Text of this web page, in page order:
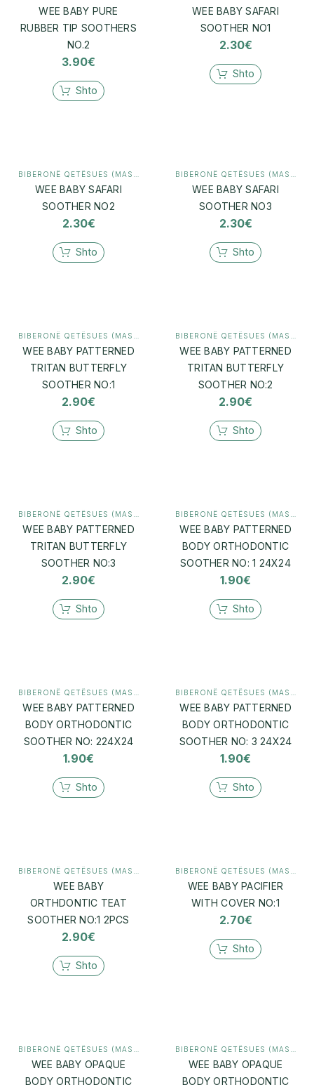
WEE BABY PURE
RUBBER TIP SOOTHERS
NO.2
3.90€
Shto
WEE BABY SAFARI
SOOTHER NO1
2.30€
Shto
,MAMI & BEBI
WEE BABY SAFARI
SOOTHER NO2
2.30€
Shto
WEE BABY SAFARI
SOOTHER NO3
2.30€
Shto
,MAMI & BEBI
WEE BABY PATTERNED
TRITAN BUTTERFLY
SOOTHER NO:1
2.90€
Shto
WEE BABY PATTERNED
TRITAN BUTTERFLY
SOOTHER NO:2
2.90€
Shto
,MAMI & BEBI
WEE BABY PATTERNED
TRITAN BUTTERFLY
SOOTHER NO:3
2.90€
Shto
WEE BABY PATTERNED
BODY ORTHODONTIC
SOOTHER NO: 1 24X24
1.90€
Shto
,MAMI & BEBI
WEE BABY PATTERNED
BODY ORTHODONTIC
SOOTHER NO: 224X24
1.90€
Shto
WEE BABY PATTERNED
BODY ORTHODONTIC
SOOTHER NO: 3 24X24
1.90€
Shto
,MAMI & BEBI
WEE BABY
ORTHDONTIC TEAT
SOOTHER NO:1 2PCS
2.90€
Shto
WEE BABY PACIFIER
WITH COVER NO:1
2.70€
Shto
,MAMI & BEBI
WEE BABY OPAQUE
BODY ORTHODONTIC
WEE BABY OPAQUE
BODY ORTHODONTIC